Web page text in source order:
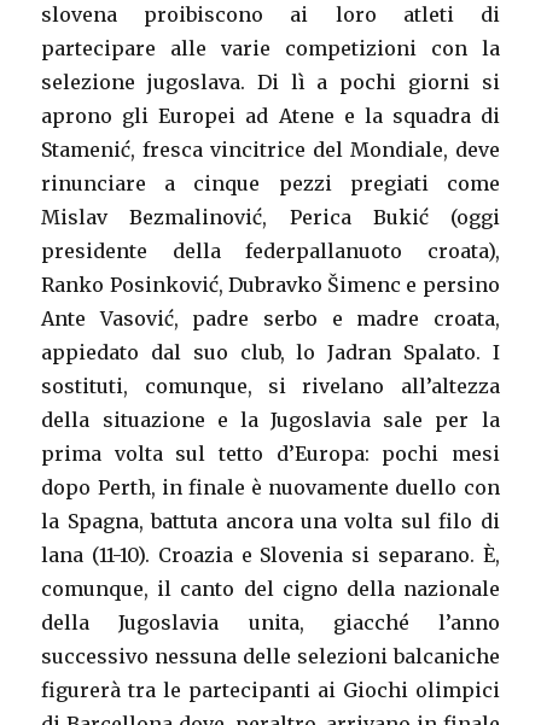
slovena proibiscono ai loro atleti di
partecipare alle varie competizioni con la
selezione jugoslava. Di lì a pochi giorni si
aprono gli Europei ad Atene e la squadra di
Stamenić, fresca vincitrice del Mondiale, deve
rinunciare a cinque pezzi pregiati come
Mislav Bezmalinović, Perica Bukić (oggi
presidente della federpallanuoto croata),
Ranko Posinković, Dubravko Šimenc e persino
Ante Vasović, padre serbo e madre croata,
appiedato dal suo club, lo Jadran Spalato. I
sostituti, comunque, si rivelano all’altezza
della situazione e la Jugoslavia sale per la
prima volta sul tetto d’Europa: pochi mesi
dopo Perth, in finale è nuovamente duello con
la Spagna, battuta ancora una volta sul filo di
lana (11-10). Croazia e Slovenia si separano. È,
comunque, il canto del cigno della nazionale
della Jugoslavia unita, giacché l’anno
successivo nessuna delle selezioni balcaniche
figurerà tra le partecipanti ai Giochi olimpici